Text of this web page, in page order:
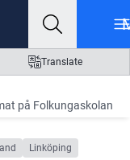
Translate
på Folkungaskolan
Linköping